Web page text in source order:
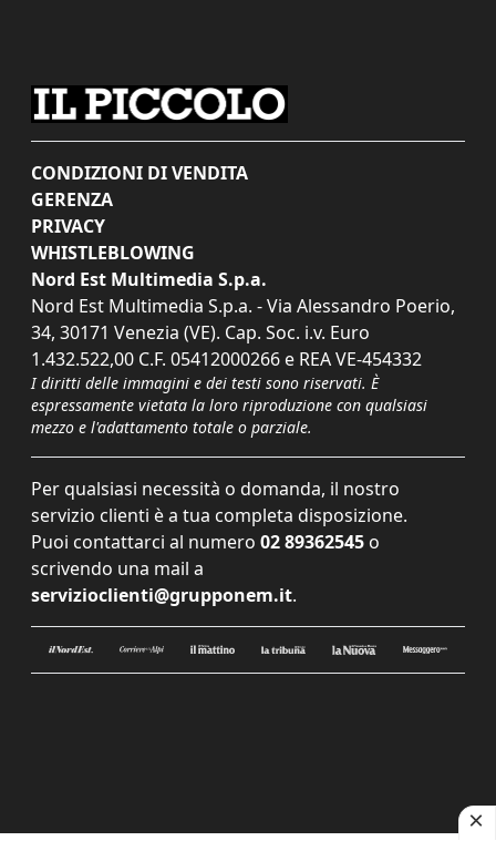
CONDIZIONI DI VENDITA
GERENZA
PRIVACY
WHISTLEBLOWING
Nord Est Multimedia S.p.a.
Nord Est Multimedia S.p.a. - Via Alessandro Poerio,
34, 30171 Venezia (VE). Cap. Soc. i.v. Euro
1.432.522,00 C.F. 05412000266 e REA VE-454332
I diritti delle immagini e dei testi sono riservati. È
espressamente vietata la loro riproduzione con qualsiasi
mezzo e l'adattamento totale o parziale.
Per qualsiasi necessità o domanda, il nostro
servizio clienti è a tua completa disposizione.
Puoi contattarci al numero 02 89362545 o
scrivendo una mail a
servizioclienti@grupponem.it.